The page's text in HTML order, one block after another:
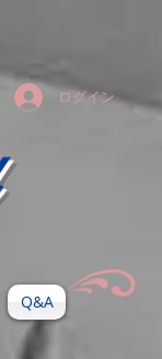
ログイン
Q&A